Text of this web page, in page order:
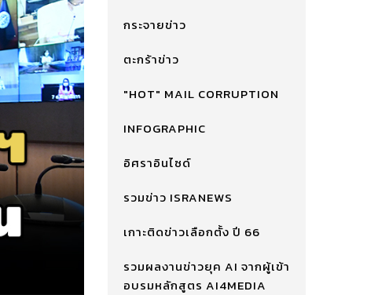
กระจายข่าว
ตะกร้าข่าว
"HOT" MAIL CORRUPTION
INFOGRAPHIC
อิศราอินไซด์
รวมข่าว ISRANEWS
เกาะติดข่าวเลือกตั้ง ปี 66
รวมผลงานข่าวยุค AI จากผู้เข้า
อบรมหลักสูตร AI4MEDIA